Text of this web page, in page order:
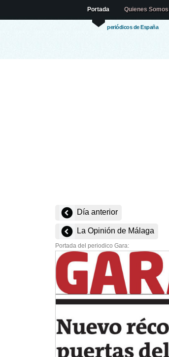
periódicos de España
Portada Quienes Somos
Día anterior
La Opinión de Málaga
Portada del periodico Gara: